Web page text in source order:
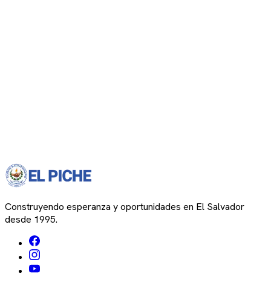
Construyendo esperanza y oportunidades en El Salvador
desde 1995.